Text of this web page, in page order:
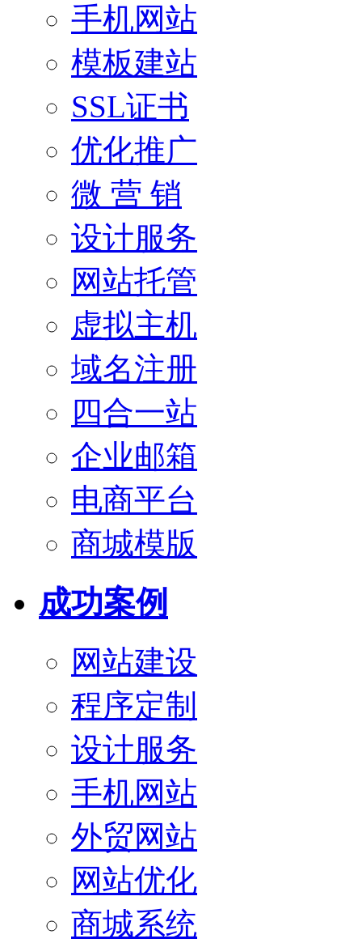
手机网站
模板建站
SSL证书
优化推广
微 营 销
设计服务
网站托管
虚拟主机
域名注册
四合一站
企业邮箱
电商平台
商城模版
成功案例
网站建设
程序定制
设计服务
手机网站
外贸网站
网站优化
商城系统